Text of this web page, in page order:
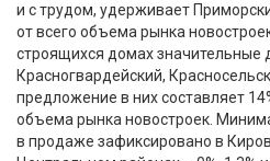
и с трудом, удерживает
от всего объема рынка
строящихся домах значительные
Красногвардейский,
предложение в них составляет
объема рынка новостроек.
в продаже зафиксировано в